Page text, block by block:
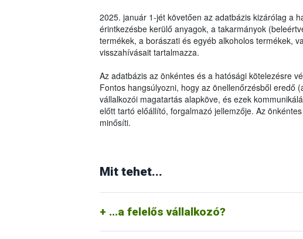
2025. január 1-jét követően az adatbázis kizárólag a
érintkezésbe kerülő anyagok, a takarmányok
termékek, a borászati és egyéb alkoholos termékek,
visszahívásait tartalmazza.
Az adatbázis az önkéntes és a hatósági kötelezésre
Fontos hangsúlyozni, hogy az önellenőrzésből eredő
vállalkozói magatartás alapköve, és ezek
előtt tartó előállító, forgalmazó jellemzője. Az
minősíti.
Mit tehet...
...a felelős vállalkozó?
(forgalomból való kivonás, termékvisszahívás) és
életbe léptetéséhez a vállalkozóknak
rendszereket kell működtetniük.
jelezzük a vállalkozásnak (általában a vásárlás
felügyeleti hatóságnak. Ezzel hozzájárulhatunk
felhasználás).
A tudatos vásárló tisztában van azzal, hogy a